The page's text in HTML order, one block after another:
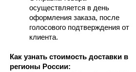
осуществляется в день
оформления заказа, после
голосового подтверждения от
клиента.
Как узнать стоимость доставки в
регионы России: